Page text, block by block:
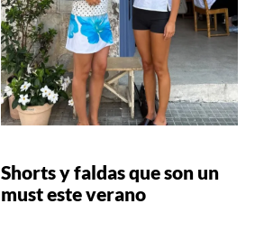
Shorts y faldas que son un
must este verano